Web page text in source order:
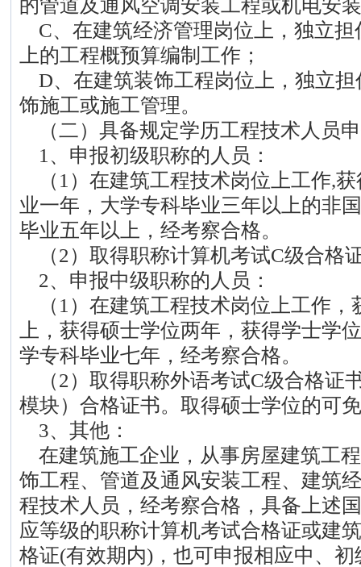
的管道及通风空调安装工程或机电安
C、在建筑经济管理岗位上，独立担
上的工程概预算编制工作；
D、在建筑装饰工程岗位上，独立担
饰施工或施工管理。
（二）具备规定学历工程技术人员
1、申报初级职称的人员：
（1）在建筑工程技术岗位上工作,
业一年，大学专科毕业三年以上的非
毕业五年以上，经考察合格。
（2）取得职称计算机考试C级合格
2、申报中级职称的人员：
（1）在建筑工程技术岗位上工作，
上，获得硕士学位两年，获得学士学
学专科毕业七年，经考察合格。
（2）取得职称外语考试C级合格证
模块）合格证书。取得硕士学位的可
3、其他：
在建筑施工企业，从事房屋建筑工
饰工程、管道及通风安装工程、建筑
程技术人员，经考察合格，具备上述
应等级的职称计算机考试合格证或建
格证(有效期内)，也可申报相应中、初